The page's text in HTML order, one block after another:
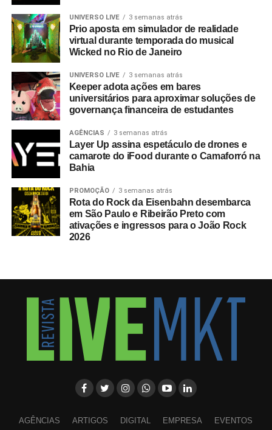
UNIVERSO LIVE 3 semanas atrás
Prio aposta em simulador de realidade
virtual durante temporada do musical
Wicked no Rio de Janeiro
UNIVERSO LIVE 3 semanas atrás
Keeper adota ações em bares
universitários para aproximar soluções de
governança financeira de estudantes
AGÊNCIAS 3 semanas atrás
Layer Up assina espetáculo de drones e
camarote do iFood durante o Camaforró na
Bahia
PROMOÇÃO 3 semanas atrás
Rota do Rock da Eisenbahn desembarca
em São Paulo e Ribeirão Preto com
ativações e ingressos para o João Rock
2026
AGÊNCIAS ARTIGOS DIGITAL EMPRESA EVENTOS